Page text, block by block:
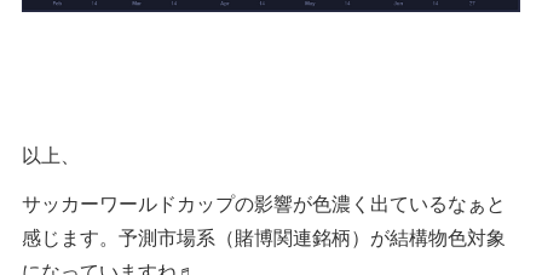
以上、
サッカーワールドカップの影響が色濃く出ているなぁと
感じます。予測市場系（賭博関連銘柄）が結構物色対象